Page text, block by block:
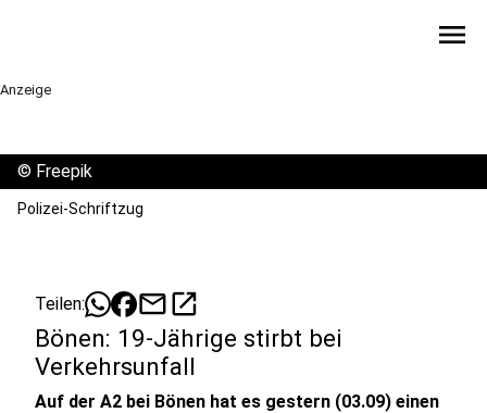
menu
Anzeige
© Freepik
Polizei-Schriftzug
Teilen: mailopen_in_new
Bönen: 19-Jährige stirbt bei
Verkehrsunfall
Auf der A2 bei Bönen hat es gestern (03.09) einen